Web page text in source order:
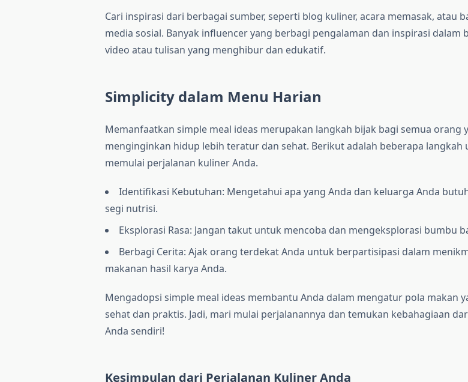
Cari inspirasi dari berbagai sumber, seperti blog kuliner, acara memasak, atau
media sosial. Banyak influencer yang berbagi pengalaman dan inspirasi dalam
video atau tulisan yang menghibur dan edukatif.
Simplicity dalam Menu Harian
Memanfaatkan simple meal ideas merupakan langkah bijak bagi semua orang
menginginkan hidup lebih teratur dan sehat. Berikut adalah beberapa langkah
memulai perjalanan kuliner Anda.
Identifikasi Kebutuhan: Mengetahui apa yang Anda dan keluarga Anda
segi nutrisi.
Eksplorasi Rasa: Jangan takut untuk mencoba dan mengeksplorasi bumbu
Berbagi Cerita: Ajak orang terdekat Anda untuk berpartisipasi dalam
makanan hasil karya Anda.
Mengadopsi simple meal ideas membantu Anda dalam mengatur pola makan
sehat dan praktis. Jadi, mari mulai perjalanannya dan temukan kebahagiaan
Anda sendiri!
Kesimpulan dari Perjalanan Kuliner Anda